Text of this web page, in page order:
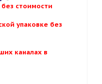
стоимости
упаковке без
каналах в